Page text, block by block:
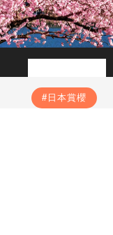
日本賞櫻
#日本賞櫻